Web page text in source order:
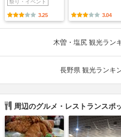
祭り・イベント
3.25 3.04
木曽・塩尻 観光ラン
長野県 観光ランキ
周辺のグルメ・レストランスポ